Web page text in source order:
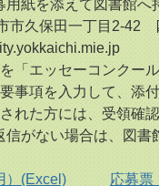
紙を添えて図書館へ
保田一丁目2-42 四
ッセーコンクール
項を入力して、添
方には、受領確認
場合は、図書館へ
）(Excel) 応募票